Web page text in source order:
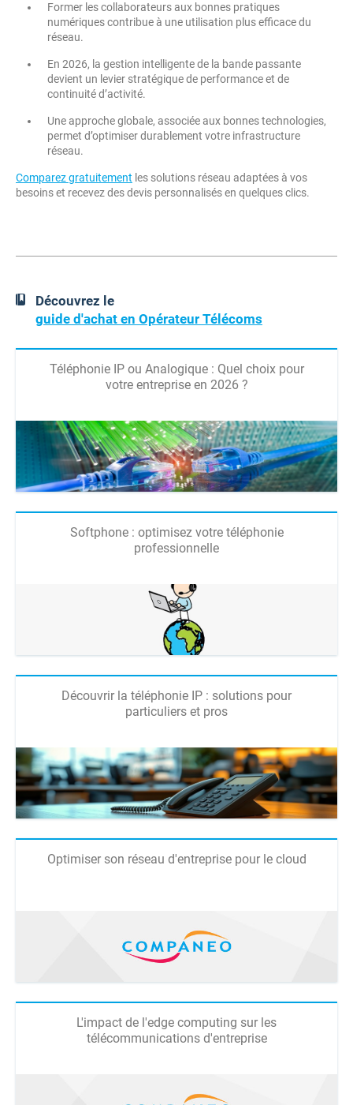
Former les collaborateurs aux bonnes pratiques
numériques contribue à une utilisation plus efficace du
réseau.
En 2026, la gestion intelligente de la bande passante
devient un levier stratégique de performance et de
continuité d’activité.
Une approche globale, associée aux bonnes technologies,
permet d’optimiser durablement votre infrastructure
réseau.
Comparez gratuitement les solutions réseau adaptées à vos
besoins et recevez des devis personnalisés en quelques clics.
Découvrez le
guide d'achat en Opérateur Télécoms
Téléphonie IP ou Analogique : Quel choix pour
votre entreprise en 2026 ?
Softphone : optimisez votre téléphonie
professionnelle
Découvrir la téléphonie IP : solutions pour
particuliers et pros
Optimiser son réseau d'entreprise pour le cloud
L'impact de l'edge computing sur les
télécommunications d'entreprise